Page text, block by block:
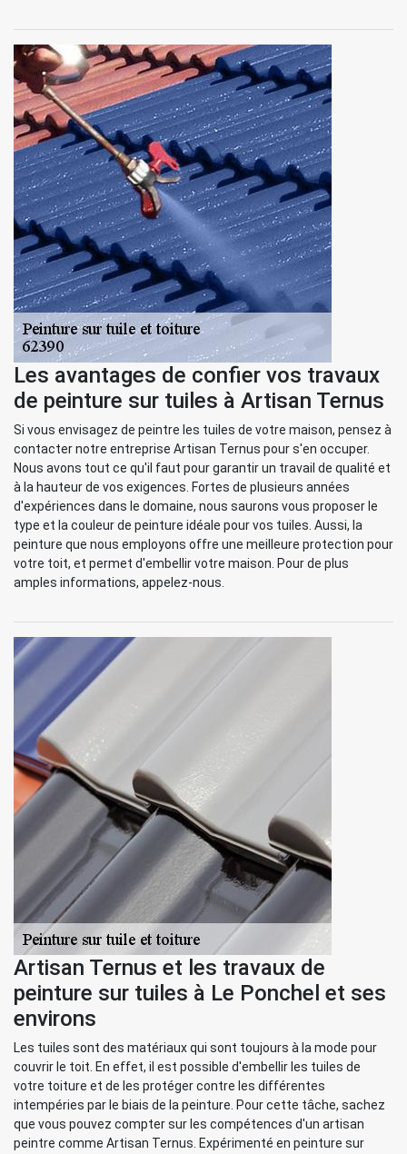
Les avantages de confier vos travaux
de peinture sur tuiles à Artisan Ternus
Si vous envisagez de peintre les tuiles de votre maison, pensez à
contacter notre entreprise Artisan Ternus pour s'en occuper.
Nous avons tout ce qu'il faut pour garantir un travail de qualité et
à la hauteur de vos exigences. Fortes de plusieurs années
d'expériences dans le domaine, nous saurons vous proposer le
type et la couleur de peinture idéale pour vos tuiles. Aussi, la
peinture que nous employons offre une meilleure protection pour
votre toit, et permet d'embellir votre maison. Pour de plus
amples informations, appelez-nous.
Artisan Ternus et les travaux de
peinture sur tuiles à Le Ponchel et ses
environs
Les tuiles sont des matériaux qui sont toujours à la mode pour
couvrir le toit. En effet, il est possible d'embellir les tuiles de
votre toiture et de les protéger contre les différentes
intempéries par le biais de la peinture. Pour cette tâche, sachez
que vous pouvez compter sur les compétences d'un artisan
peintre comme Artisan Ternus. Expérimenté en peinture sur